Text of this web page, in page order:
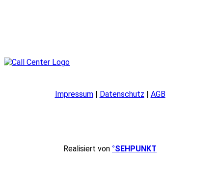
Impressum| Datenschutz | AGB
Realisiert von °SEHPUNKT